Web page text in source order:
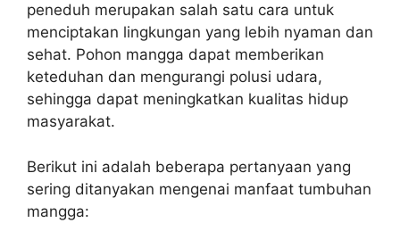
peneduh merupakan salah satu cara untuk
menciptakan lingkungan yang lebih nyaman dan
sehat. Pohon mangga dapat memberikan
keteduhan dan mengurangi polusi udara,
sehingga dapat meningkatkan kualitas hidup
masyarakat.
Berikut ini adalah beberapa pertanyaan yang
sering ditanyakan mengenai manfaat tumbuhan
mangga: